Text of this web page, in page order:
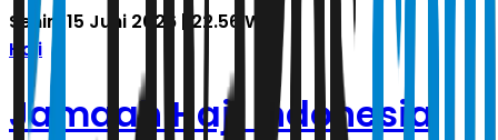
Senin, 15 Juni 2026 | 22.56 WIB
Haji
Jamaah Haji Indonesia